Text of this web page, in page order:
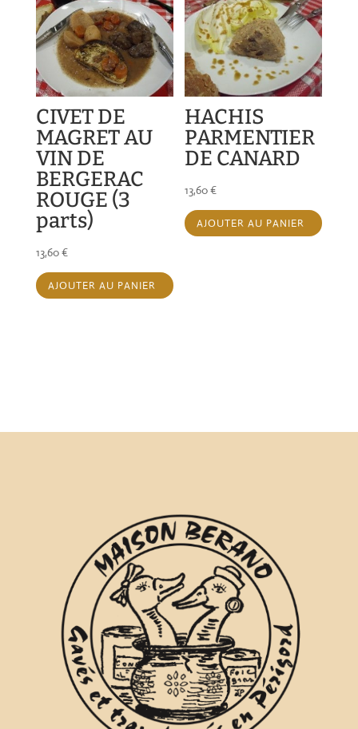
CIVET DE
MAGRET AU
VIN DE
BERGERAC
ROUGE (3
parts)
13,60€
AJOUTER AU PANIER
HACHIS
PARMENTIER
DE CANARD
13,60€
AJOUTER AU PANIER